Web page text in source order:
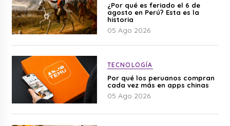
¿Por qué es feriado el 6 de
agosto en Perú? Esta es la
historia
05 Ago 2026
TECNOLOGÍA
Por qué los peruanos compran
cada vez más en apps chinas
05 Ago 2026